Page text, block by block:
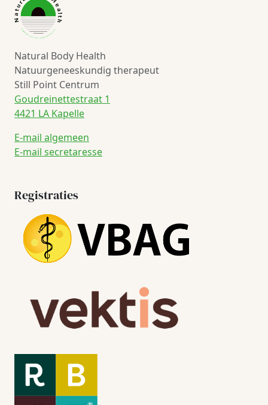
Natural Body Health
Natuurgeneeskundig therapeut
Still Point Centrum
Goudreinettestraat 1
4421 LA Kapelle
E-mail algemeen
E-mail secretaresse
Registraties